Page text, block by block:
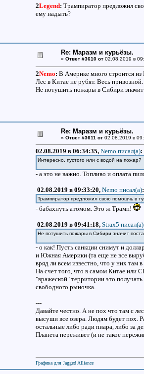
2Legend: Трампиратор предложил
ему надыть?
Re: Маразм и курьёзы.
« Ответ #3610 от02.08.2019 в
2Nemo: В Америке много строится
Лес в Китае не рубят. Весь
Не потушить пожары в Сибири значит
Re: Маразм и курьёзы.
« Ответ #3611 от02.08.2019 в
02.08.2019 в 06:34:35, Nemo писал(a):
Интересно, пустого или с водой на пожар?
- а это не важно. Топливо и оплата
02.08.2019 в 09:33:20, Nemo писал(a):
Трампиратор предложил свою помощчь в
- бабахнуть атомом. Это ж Трамп!
02.08.2019 в 09:41:18, Strax5 писал(a)
Не потушить пожары в Сибири значит
- о как! Пусть санкции снимут и
и Южная Америки (та еще не все
вряд ли всем известно, что у них там в
На счет того, что в самом Китае или
"вражеской" территории это
свободного рыночка.
---
Давайте честно. А не пох что там с
высуши все озера. Людям будет пох.
остальные либо ради пиара, либо за
Планета переживет (и не такое
Графика для Jagged Alliance